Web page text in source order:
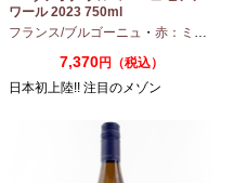
ワール 2023 750ml
フランス/ブルゴーニュ ・ 赤：ミディアムボディ
7,370円（税込）
日本初上陸!! 注目のメゾン